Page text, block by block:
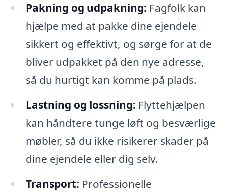
Pakning og udpakning: Fagfolk kan
hjælpe med at pakke dine ejendele
sikkert og effektivt, og sørge for at de
bliver udpakket på den nye adresse,
så du hurtigt kan komme på plads.
Lastning og lossning: Flyttehjælpen
kan håndtere tunge løft og besværlige
møbler, så du ikke risikerer skader på
dine ejendele eller dig selv.
Transport: Professionelle